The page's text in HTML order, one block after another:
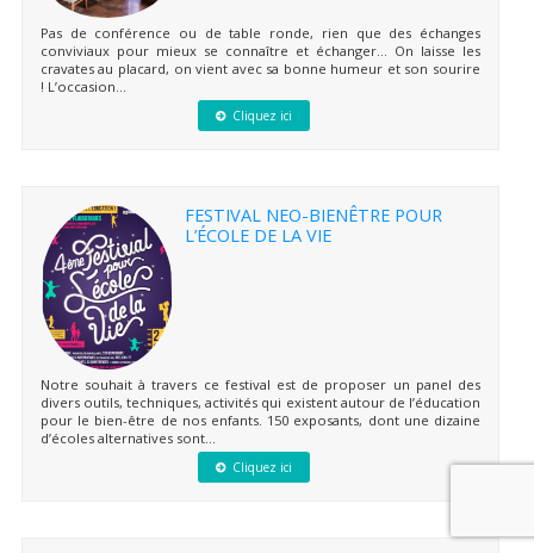
Pas de conférence ou de table ronde, rien que des échanges
conviviaux pour mieux se connaître et échanger… On laisse les
cravates au placard, on vient avec sa bonne humeur et son sourire
! L’occasion...
Cliquez ici
FESTIVAL NEO-BIENÊTRE POUR
L’ÉCOLE DE LA VIE
Notre souhait à travers ce festival est de proposer un panel des
divers outils, techniques, activités qui existent autour de l’éducation
pour le bien-être de nos enfants. 150 exposants, dont une dizaine
d’écoles alternatives sont...
Cliquez ici